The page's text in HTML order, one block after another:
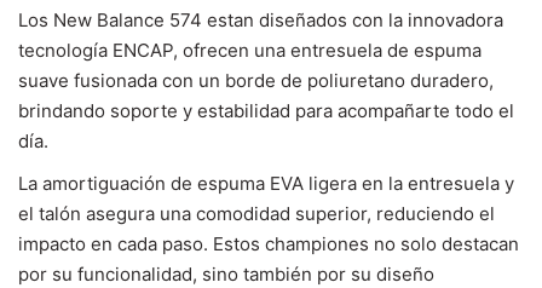
Los New Balance 574 estan diseñados con la innovadora
tecnología ENCAP, ofrecen una entresuela de espuma
suave fusionada con un borde de poliuretano duradero,
brindando soporte y estabilidad para acompañarte todo el
día.
La amortiguación de espuma EVA ligera en la entresuela y
el talón asegura una comodidad superior, reduciendo el
impacto en cada paso. Estos championes no solo destacan
por su funcionalidad, sino también por su diseño